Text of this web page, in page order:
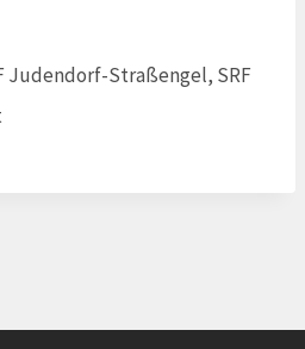
Judendorf-Straßengel, SRF